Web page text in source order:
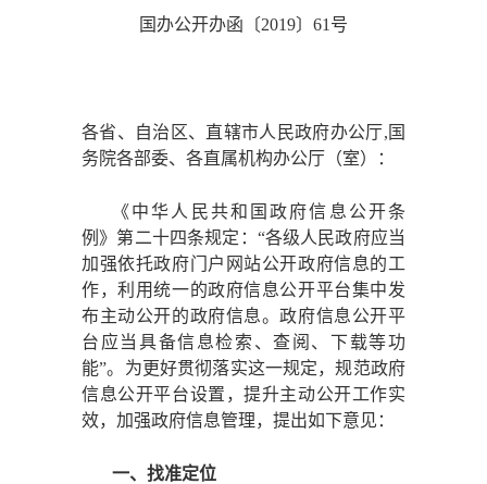
国办公开办函〔2019〕61号
各省、自治区、直辖市人民政府办公厅,国
务院各部委、各直属机构办公厅（室）：
《中华人民共和国政府信息公开条
例》第二十四条规定： “各级人民政府应当
加强依托政府门户网站公开政府信息的工
作，利用统一的政府信息公开平台集中发
布主动公开的政府信息。政府信息公开平
台应当具备信息检索、查阅、下载等功
能”。为更好贯彻落实这一规定，规范政府
信息公开平台设置，提升主动公开工作实
效，加强政府信息管理，提出如下意见：
一、找准定位